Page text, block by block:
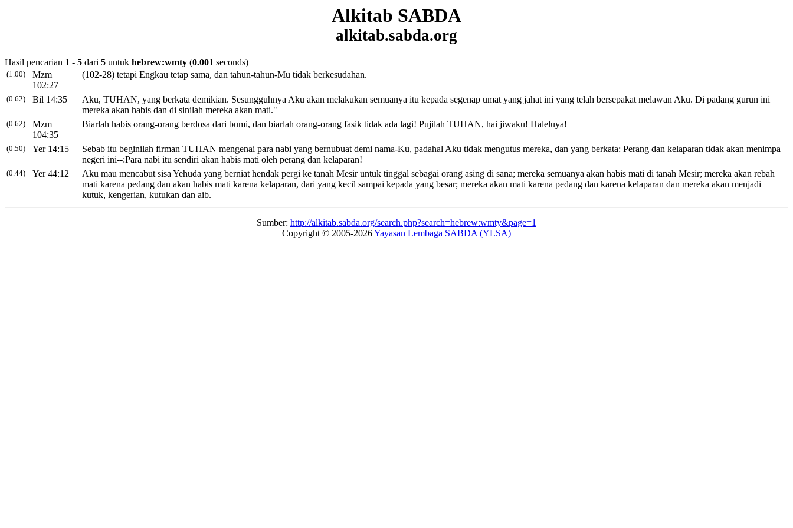
Alkitab SABDA
alkitab.sabda.org
Hasil pencarian 1 - 5 dari 5 untuk hebrew:wmty (0.001 seconds)
(1.00)
Mzm
102:27
(102-28) tetapi Engkau tetap sama, dan tahun-tahun-Mu tidak berkesudahan.
(0.62) Bil 14:35 Aku, TUHAN, yang berkata demikian. Sesungguhnya Aku akan melakukan semuanya itu kepada segenap umat yang jahat ini yang telah bersepakat melawan Aku. Di padang gurun ini
mereka akan habis dan di sinilah mereka akan mati."
(0.62)
Mzm
104:35
Biarlah habis orang-orang berdosa dari bumi, dan biarlah orang-orang fasik tidak ada lagi! Pujilah TUHAN, hai jiwaku! Haleluya!
(0.50) Yer 14:15
Sebab itu beginilah firman TUHAN mengenai para nabi yang bernubuat demi nama-Ku, padahal Aku tidak mengutus mereka, dan yang berkata: Perang dan kelaparan tidak akan menimpa
negeri ini--:Para nabi itu sendiri akan habis mati oleh perang dan kelaparan!
(0.44) Yer 44:12 Aku mau mencabut sisaYehuda yang berniat hendak pergi ke tanah Mesir untuk tinggal sebagai orang asing di sana; mereka semuanya akan habis mati di tanah Mesir; mereka akan rebah
mati karena pedang dan akan habis mati karena kelaparan, dari yang kecil sampai kepada yang besar; mereka akan mati karena pedang dan karena kelaparan dan mereka akan menjadi
kutuk, kengerian, kutukan dan aib.
Sumber: http://alkitab.sabda.org/search.php?search=hebrew:wmty&page=1
Copyright © 2005-2026Yayasan Lembaga SABDA (YLSA)